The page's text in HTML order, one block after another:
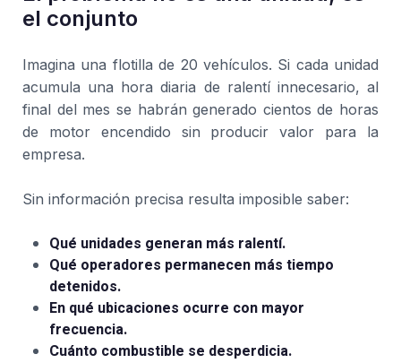
el conjunto
Imagina una flotilla de 20 vehículos. Si cada unidad
acumula una hora diaria de ralentí innecesario, al
final del mes se habrán generado cientos de horas
de motor encendido sin producir valor para la
empresa.
Sin información precisa resulta imposible saber:
Qué unidades generan más ralentí.
Qué operadores permanecen más tiempo
detenidos.
En qué ubicaciones ocurre con mayor
frecuencia.
Cuánto combustible se desperdicia.